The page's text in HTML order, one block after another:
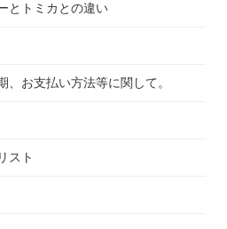
とトミカとの違い
、お支払い方法等に関して。
スト